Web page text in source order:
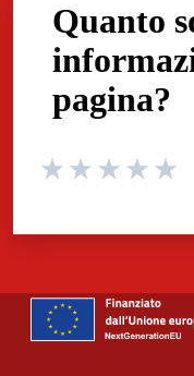
Quanto
pagina?
Valuta da 1 a 5 stelle la